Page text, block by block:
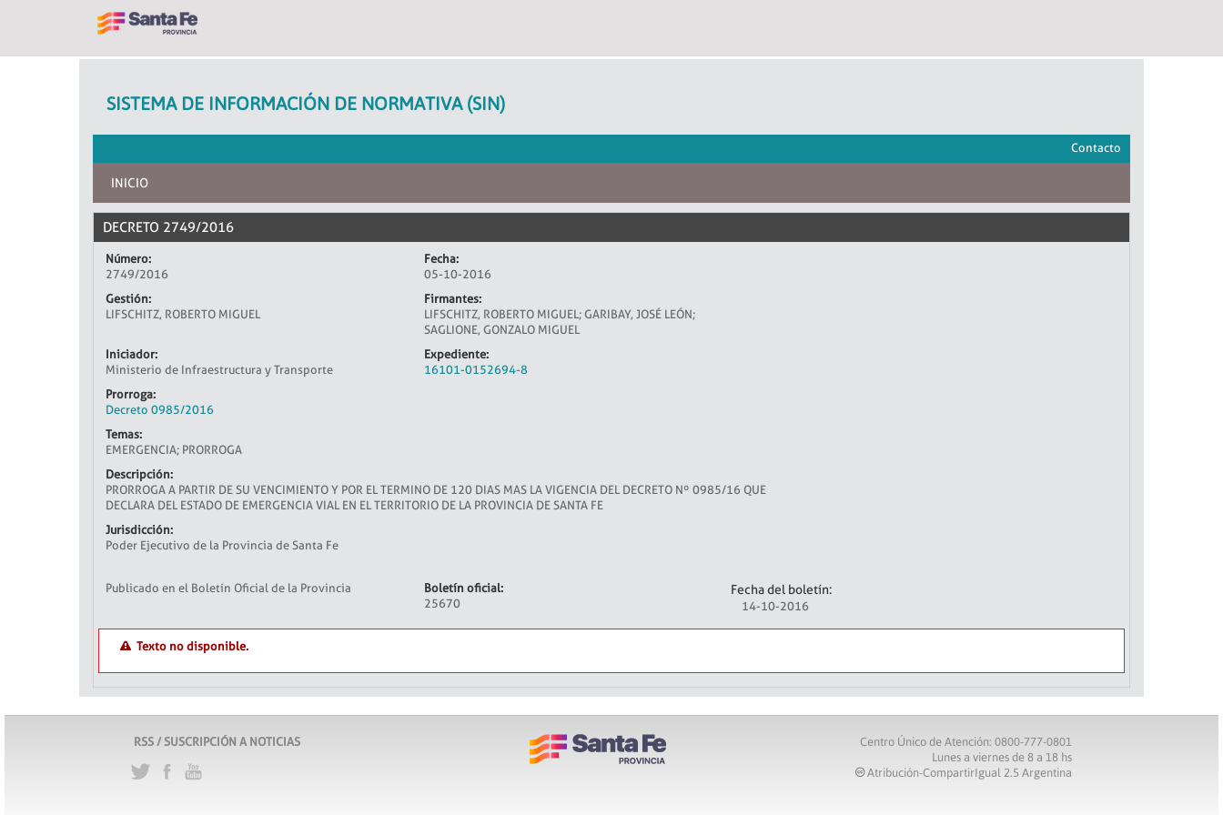
SISTEMA DE INFORMACIÓN DE NORMATIVA (SIN)
Contacto
INICIO
DECRETO 2749/2016
Número:
2749/2016
Fecha:
05-10-2016
Gestión:
LIFSCHITZ, ROBERTO MIGUEL
Firmantes:
LIFSCHITZ, ROBERTO MIGUEL; GARIBAY, JOSÉ LEÓN;
SAGLIONE, GONZALO MIGUEL
Iniciador:
Ministerio de Infraestructura y Transporte
Expediente:
16101-0152694-8
Prorroga:
Decreto 0985/2016
Temas:
EMERGENCIA; PRORROGA
Descripción:
PRORROGA A PARTIR DE SU VENCIMIENTO Y POR EL TERMINO DE 120 DIAS MAS LA VIGENCIA DEL DECRETO Nº 0985/16 QUE
DECLARA DEL ESTADO DE EMERGENCIA VIAL EN EL TERRITORIO DE LA PROVINCIA DE SANTA FE
Jurisdicción:
Poder Ejecutivo de la Provincia de Santa Fe
Publicado en el Boletín Oficial de la Provincia
Boletín oficial:
25670
Fecha del boletín:
14-10-2016
Texto no disponible.
RSS / SUSCRIPCIÓN A NOTICIAS
Centro Único de Atención: 0800-777-0801
Lunes a viernes de 8 a 18 hs
cAtribución-CompartirIgual 2.5 Argentina